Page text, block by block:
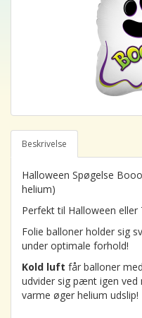
Beskrivelse
Halloween Spøgelse
helium)
Perfekt til Halloween eller
Folie balloner holder sig
under optimale forhold!
Kold luft får balloner
udvider sig pænt igen
varme øger helium udslip!